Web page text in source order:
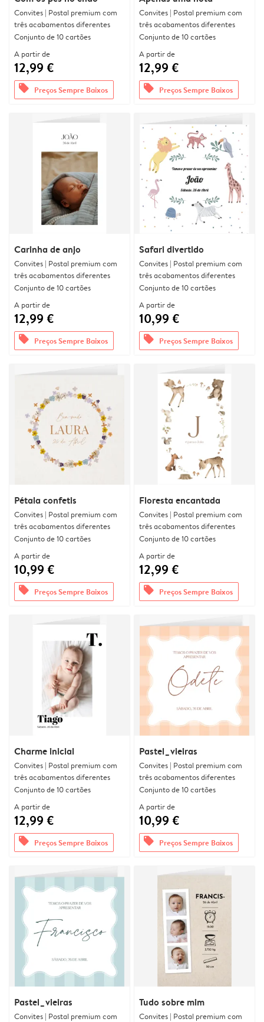
Convites | Postal premium com
três acabamentos diferentes
Conjunto de 10 cartões
A partir de
12,99 €
offers Preços Sempre Baixos
Convites | Postal premium com
três acabamentos diferentes
Conjunto de 10 cartões
A partir de
12,99 €
offers Preços Sempre Baixos
Carinha de anjo
Convites | Postal premium com
três acabamentos diferentes
Conjunto de 10 cartões
A partir de
12,99 €
offers Preços Sempre Baixos
Safari divertido
Convites | Postal premium com
três acabamentos diferentes
Conjunto de 10 cartões
A partir de
10,99 €
offers Preços Sempre Baixos
Pétala confetis
Convites | Postal premium com
três acabamentos diferentes
Conjunto de 10 cartões
A partir de
10,99 €
offers Preços Sempre Baixos
Floresta encantada
Convites | Postal premium com
três acabamentos diferentes
Conjunto de 10 cartões
A partir de
12,99 €
offers Preços Sempre Baixos
Charme inicial
Convites | Postal premium com
três acabamentos diferentes
Conjunto de 10 cartões
A partir de
12,99 €
offers Preços Sempre Baixos
Pastel_vieiras
Convites | Postal premium com
três acabamentos diferentes
Conjunto de 10 cartões
A partir de
10,99 €
offers Preços Sempre Baixos
Pastel_vieiras
Convites | Postal premium com
Tudo sobre mim
Convites | Postal premium com